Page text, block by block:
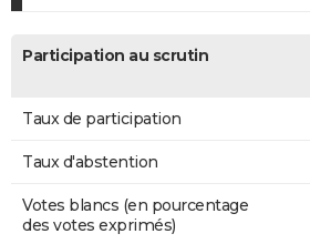
Participation au scrutin
Taux de participation
Taux d'abstention
Votes blancs (en pourcentage
des votes exprimés)